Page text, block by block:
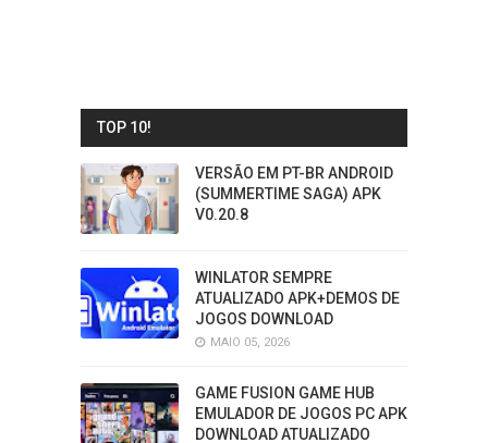
TOP 10!
VERSÃO EM PT-BR ANDROID
(SUMMERTIME SAGA) APK
V0.20.8
WINLATOR SEMPRE
ATUALIZADO APK+DEMOS DE
JOGOS DOWNLOAD
MAIO 05, 2026
GAME FUSION GAME HUB
EMULADOR DE JOGOS PC APK
DOWNLOAD ATUALIZADO